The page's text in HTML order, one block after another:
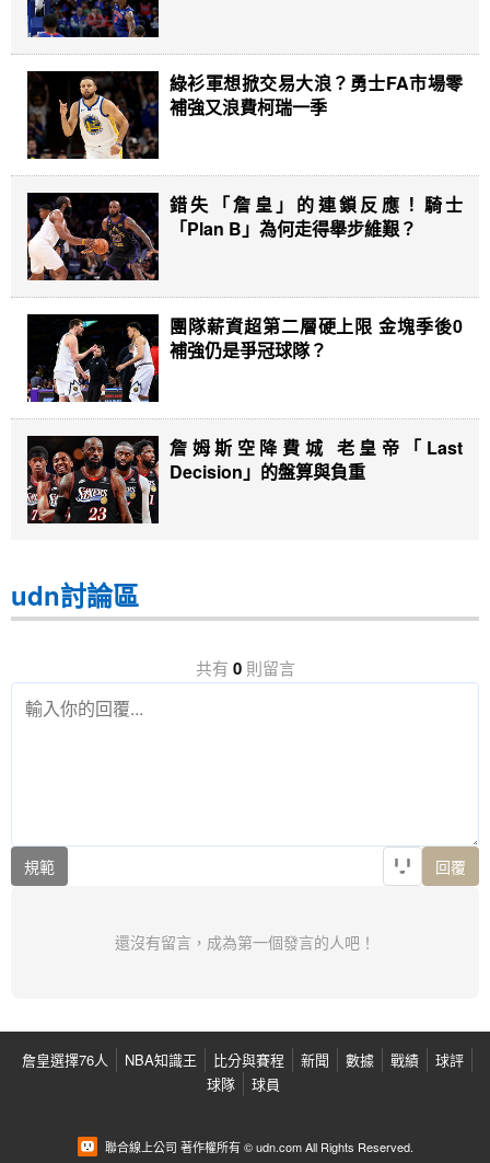
綠衫軍想掀交易大浪？勇士FA市場零
補強又浪費柯瑞一季
錯失「詹皇」的連鎖反應！騎士
「Plan B」為何走得舉步維艱？
團隊薪資超第二層硬上限 金塊季後0
補強仍是爭冠球隊？
詹姆斯空降費城 老皇帝「Last
Decision」的盤算與負重
udn討論區
共有 0則留言
規範 回覆
還沒有留言，成為第一個發言的人吧！
詹皇選擇76人 NBA知識王 比分與賽程 新聞 數據 戰績
球評
球隊
球員
聯合線上公司 著作權所有 © udn.com All Rights Reserved.